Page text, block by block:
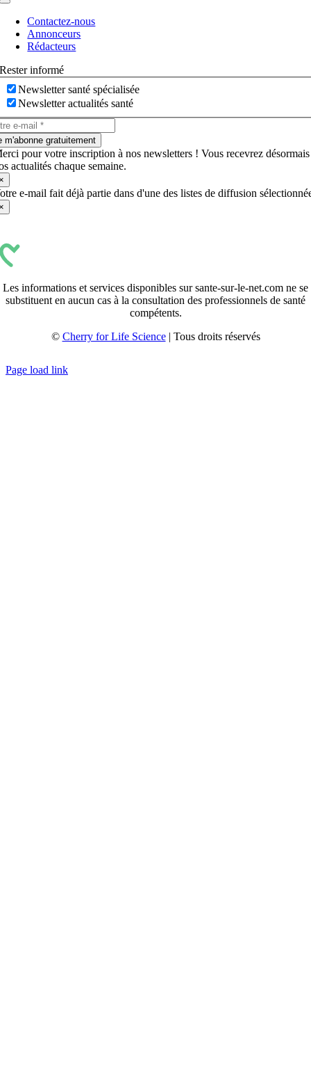
Navigation
basculeContactez-nous
Annonceurs
Rédacteurs
Rester informé
Newsletter santé spécialisée
Newsletter actualités santé
m'abonne gratuitement
pour votre inscription à nos newsletters ! Vous recevrez désormais
actualités chaque semaine.
e-mail fait déjà partie dans d'une des listes de diffusion
Les informations et services disponibles sur sante-sur-le-net.com ne se
substituent en aucun cas à la consultation des professionnels de santé
compétents.
© Cherry for Life Science| Tous droits réservés
Page load link